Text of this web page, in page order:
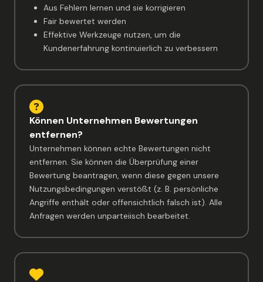
Aus Fehlern lernen und sie korrigieren
Fair bewertet werden
Effektive Werkzeuge nutzen, um die
Kundenerfahrung kontinuierlich zu verbessern
Können Unternehmen Bewertungen
entfernen?
Unternehmen können echte Bewertungen nicht
entfernen. Sie können die Überprüfung einer
Bewertung beantragen, wenn diese gegen unsere
Nutzungsbedingungen verstößt (z. B. persönliche
Angriffe enthält oder offensichtlich falsch ist). Alle
Anfragen werden unparteiisch bearbeitet.